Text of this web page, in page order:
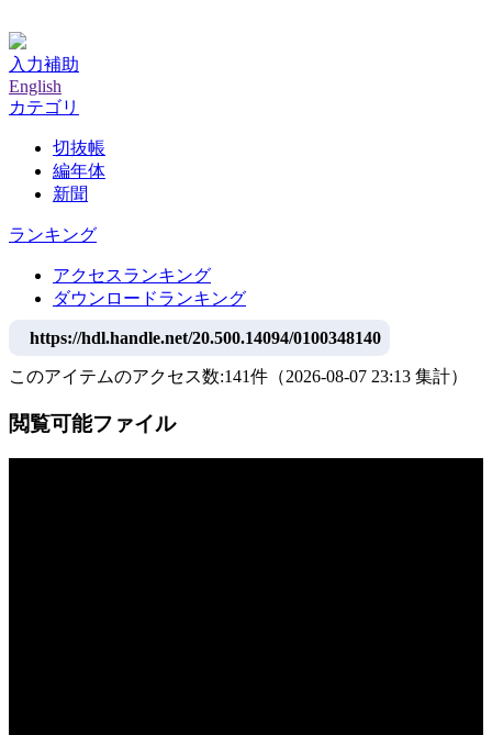
入力補助
English
カテゴリ
切抜帳
編年体
新聞
ランキング
アクセスランキング
ダウンロードランキング
https://hdl.handle.net/20.500.14094/0100348140
このアイテムのアクセス数:141件 （2026-08-07 23:13 集計）
閲覧可能ファイル